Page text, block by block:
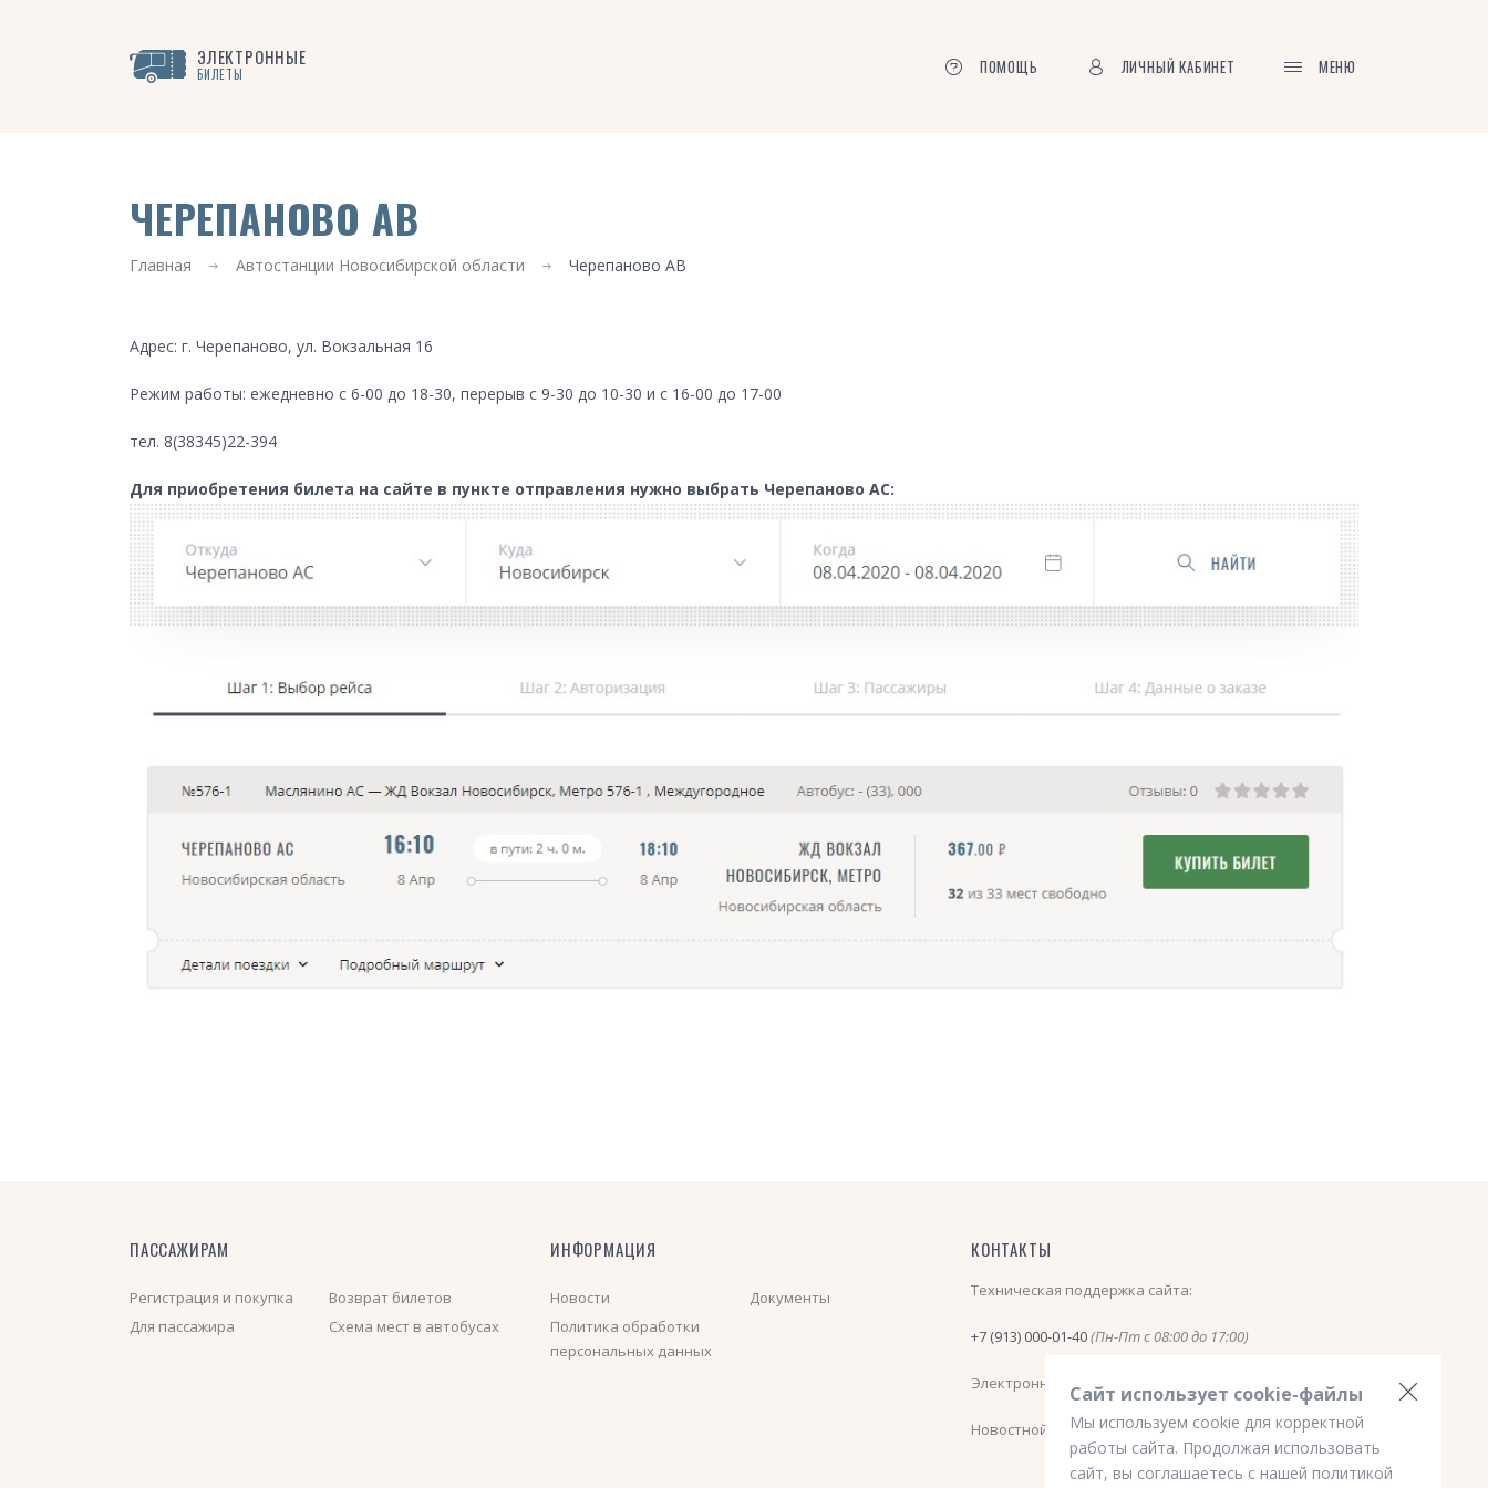
ЭЛЕКТРОННЫЕ
БИЛЕТЫ ПОМОЩЬ ЛИЧНЫЙ КАБИНЕТ МЕНЮ
ЧЕРЕПАНОВО АВ
Главная Автостанции Новосибирской области Черепаново АВ
Адрес: г. Черепаново, ул. Вокзальная 16
Режим работы: ежедневно с 6-00 до 18-30, перерыв с 9-30 до 10-30 и с 16-00 до 17-00
тел. 8(38345)22-394
Для приобретения билета на сайте в пункте отправления нужно выбрать Черепаново АС:
ПАССАЖИРАМ
Регистрация и покупка
Возврат билетов
Для пассажира
Схема мест в автобусах
ИНФОРМАЦИЯ
Новости
Документы
Политика обработки
персональных данных
КОНТАКТЫ
Техническая поддержка сайта:
+7 (913) 000-01-40(Пн-Пт с 08:00 до 17:00)
Электронная почта: nsk_avtovokzal@mail.ru
Новостной телеграм каналhttps://t.me/nskavtovokzal
Сайт использует cookie-файлы
Мы используем cookie для корректной
работы сайта. Продолжая использовать
сайт, вы соглашаетесь с нашей политикой